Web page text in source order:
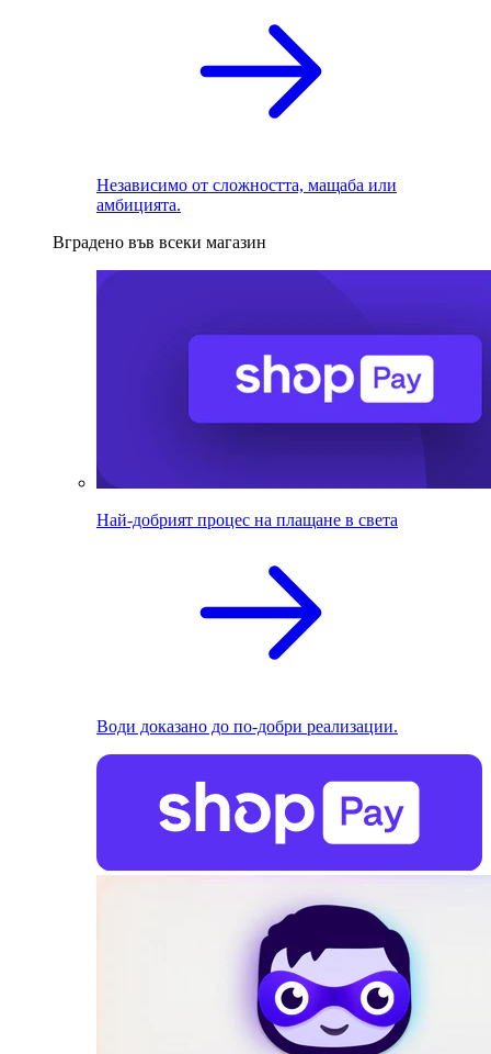
Независимо от сложността, мащаба или
амбицията.
Вградено във всеки магазин
Най-добрият процес на плащане в света
Води доказано до по-добри реализации.